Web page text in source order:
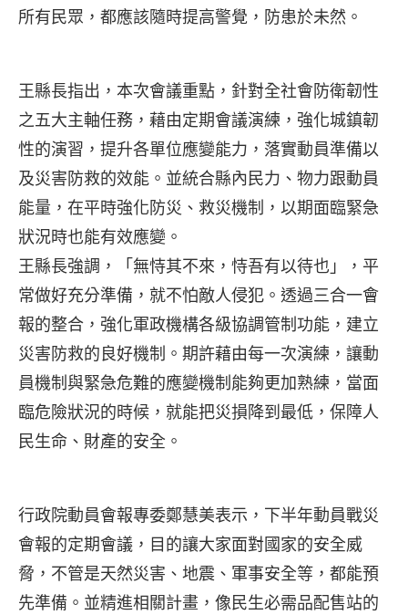
所有民眾，都應該隨時提高警覺，防患於未然。
王縣長指出，本次會議重點，針對全社會防衛韌性
之五大主軸任務，藉由定期會議演練，強化城鎮韌
性的演習，提升各單位應變能力，落實動員準備以
及災害防救的效能。並統合縣內民力、物力跟動員
能量，在平時強化防災、救災機制，以期面臨緊急
狀況時也能有效應變。
王縣長強調，「無恃其不來，恃吾有以待也」，平
常做好充分準備，就不怕敵人侵犯。透過三合一會
報的整合，強化軍政機構各級協調管制功能，建立
災害防救的良好機制。期許藉由每一次演練，讓動
員機制與緊急危難的應變機制能夠更加熟練，當面
臨危險狀況的時候，就能把災損降到最低，保障人
民生命、財產的安全。
行政院動員會報專委鄭慧美表示，下半年動員戰災
會報的定期會議，目的讓大家面對國家的安全威
脅，不管是天然災害、地震、軍事安全等，都能預
先準備。並精進相關計畫，像民生必需品配售站的